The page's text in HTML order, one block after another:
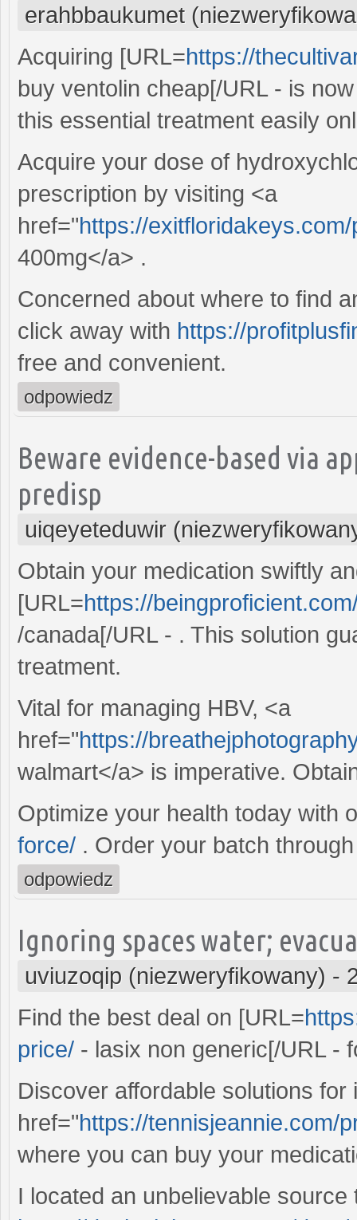
erahbbaukumet
Acquiring [URL=https://
buy ventolin cheap[/URL - is
this essential treatment easily
Acquire your dose of
prescription by visiting <a
href="https://
400mg</a> .
Concerned about where to find
click away with https://
free and convenient.
odpowiedz
Beware evidence-based via
predisp
uiqeyeteduwir
Obtain your medication swiftly
[URL=https://
/canada[/URL - . This solution
treatment.
Vital for managing HBV, <a
href="https://
walmart</a> is imperative.
Optimize your health today with
force/ . Order your batch
odpowiedz
Ignoring spaces water;
uviuzoqip (niezweryfikowany) -
Find the best deal on [URL=
price/ - lasix non generic[/URL -
Discover affordable solutions
href="https://tennisjeannie.com/
where you can buy your
I located an unbelievable source